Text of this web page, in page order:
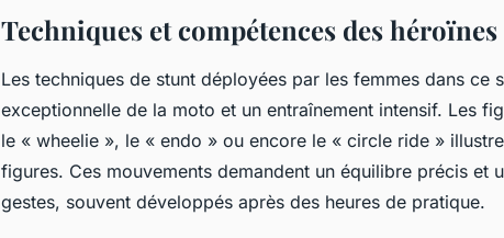
Techniques et compétences des
Les techniques de stunt déployées par les femmes dans ce
exceptionnelle de la moto et un entraînement intensif. Les
le « wheelie », le « endo » ou encore le « circle ride »
figures. Ces mouvements demandent un équilibre précis et
gestes, souvent développés après des heures de pratique.